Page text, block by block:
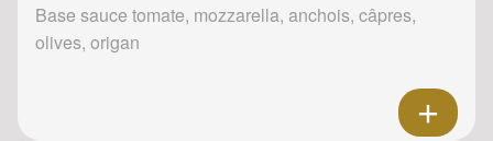
Base sauce tomate, mozzarella, anchois, câpres,
olives, origan